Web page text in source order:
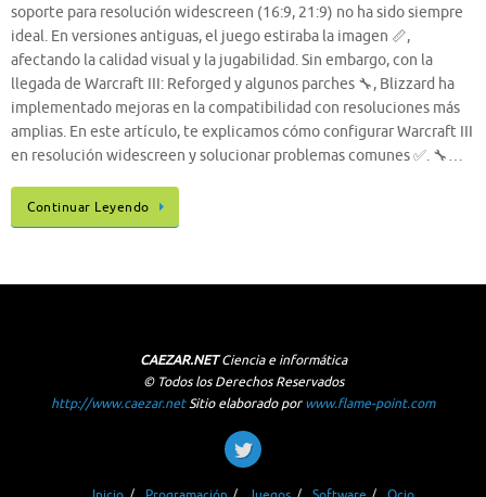
soporte para resolución widescreen (16:9, 21:9) no ha sido siempre
ideal. En versiones antiguas, el juego estiraba la imagen 📏,
afectando la calidad visual y la jugabilidad. Sin embargo, con la
llegada de Warcraft III: Reforged y algunos parches 🔧, Blizzard ha
implementado mejoras en la compatibilidad con resoluciones más
amplias. En este artículo, te explicamos cómo configurar Warcraft III
en resolución widescreen y solucionar problemas comunes ✅. 🔧…
Continuar Leyendo
CAEZAR.NETCiencia e informática
© Todos los Derechos Reservados
http://www.caezar.netSitio elaborado porwww.flame-point.com